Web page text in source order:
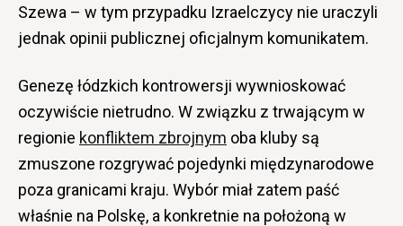
Szewa – w tym przypadku Izraelczycy nie uraczyli
jednak opinii publicznej oficjalnym komunikatem.
Genezę łódzkich kontrowersji wywnioskować
oczywiście nietrudno. W związku z trwającym w
regionie konfliktem zbrojnym oba kluby są
zmuszone rozgrywać pojedynki międzynarodowe
poza granicami kraju. Wybór miał zatem paść
właśnie na Polskę, a konkretnie na położoną w